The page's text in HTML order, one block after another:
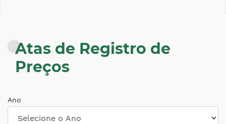
Atas de Registro de
Preços
Ano